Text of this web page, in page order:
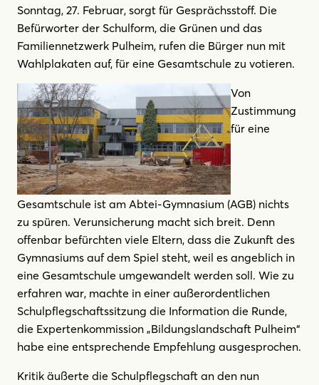
Sonntag, 27. Februar, sorgt für Gesprächsstoff. Die
Befürworter der Schulform, die Grünen und das
Familiennetzwerk Pulheim, rufen die Bürger nun mit
Wahlplakaten auf, für eine Gesamtschule zu votieren.
Von
Zustimmung
für eine
Gesamtschule ist am Abtei-Gymnasium (AGB) nichts
zu spüren. Verunsicherung macht sich breit. Denn
offenbar befürchten viele Eltern, dass die Zukunft des
Gymnasiums auf dem Spiel steht, weil es angeblich in
eine Gesamtschule umgewandelt werden soll. Wie zu
erfahren war, machte in einer außerordentlichen
Schulpflegschaftssitzung die Information die Runde,
die Expertenkommission „Bildungslandschaft Pulheim“
habe eine entsprechende Empfehlung ausgesprochen.
Kritik äußerte die Schulpflegschaft an den nun